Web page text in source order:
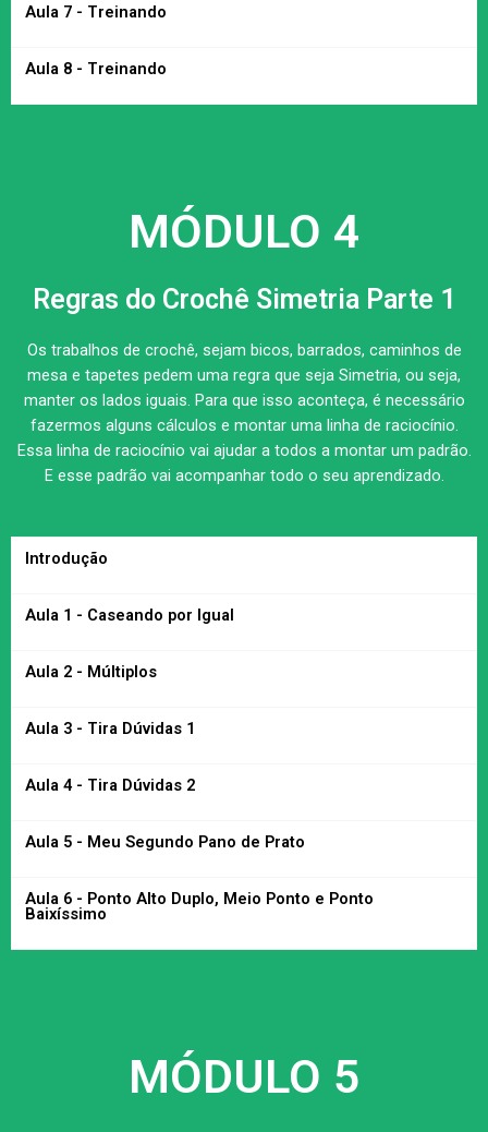
Aula 7 - Treinando
Aula 8 - Treinando
MÓDULO 4
Regras do Crochê Simetria Parte 1
Os trabalhos de crochê, sejam bicos, barrados, caminhos de
mesa e tapetes pedem uma regra que seja Simetria, ou seja,
manter os lados iguais. Para que isso aconteça, é necessário
fazermos alguns cálculos e montar uma linha de raciocínio.
Essa linha de raciocínio vai ajudar a todos a montar um padrão.
E esse padrão vai acompanhar todo o seu aprendizado.
Introdução
Aula 1 - Caseando por Igual
Aula 2 - Múltiplos
Aula 3 - Tira Dúvidas 1
Aula 4 - Tira Dúvidas 2
Aula 5 - Meu Segundo Pano de Prato
Aula 6 - Ponto Alto Duplo, Meio Ponto e Ponto
Baixíssimo
MÓDULO 5